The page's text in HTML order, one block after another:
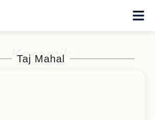
Keramik
Taj Mahal